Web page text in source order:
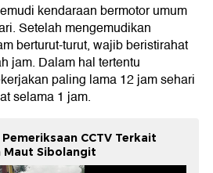
kendaraan bermotor umum
Setelah mengemudikan
berturut-turut, wajib beristirahat
jam. Dalam hal tertentu
paling lama 12 jam sehari
selama 1 jam.
CCTV Terkait
Maut Sibolangit